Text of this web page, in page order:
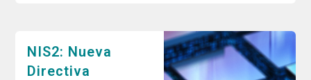
NIS2: Nueva
Directiva